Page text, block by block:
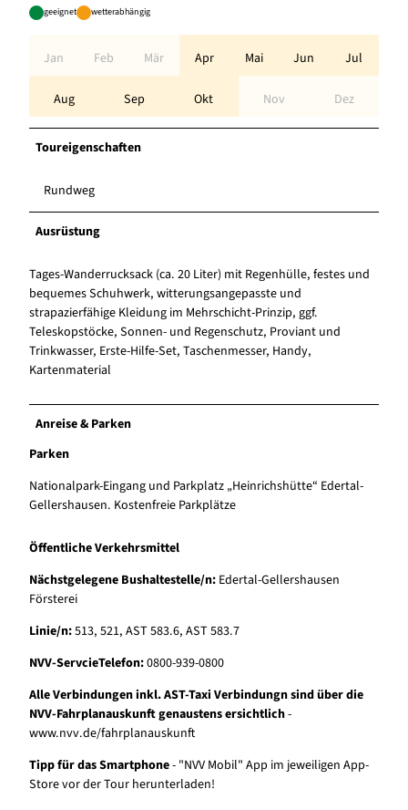
geeignet wetterabhängig
Jan Feb Mär Apr Mai Jun Jul
Aug Sep Okt Nov Dez
Toureigenschaften
Rundweg
Ausrüstung
Tages-Wanderrucksack (ca. 20 Liter) mit Regenhülle, festes und
bequemes Schuhwerk, witterungsangepasste und
strapazierfähige Kleidung im Mehrschicht-Prinzip, ggf.
Teleskopstöcke, Sonnen- und Regenschutz, Proviant und
Trinkwasser, Erste-Hilfe-Set, Taschenmesser, Handy,
Kartenmaterial
Anreise & Parken
Parken
Nationalpark-Eingang und Parkplatz „Heinrichshütte“ Edertal-
Gellershausen. Kostenfreie Parkplätze
Öffentliche Verkehrsmittel
Nächstgelegene Bushaltestelle/n: Edertal-Gellershausen
Försterei
Linie/n:513, 521, AST 583.6, AST 583.7
NVV-ServcieTelefon:0800-939-0800
Alle Verbindungen inkl. AST-Taxi Verbindungn sind über die
NVV-Fahrplanauskunft genaustens ersichtlich-
www.nvv.de/fahrplanauskunft
Tipp für das Smartphone- "NVV Mobil" App im jeweiligen App-
Store vor der Tour herunterladen!